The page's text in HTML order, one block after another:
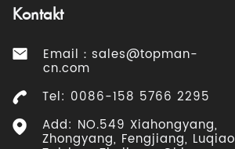
Kontakt
Email：sales@topman-
cn.com
Tel: 0086-158 5766 2295
Add: NO.549 Xiahongyang,
Zhongyang, Fengjiang, Luqiao